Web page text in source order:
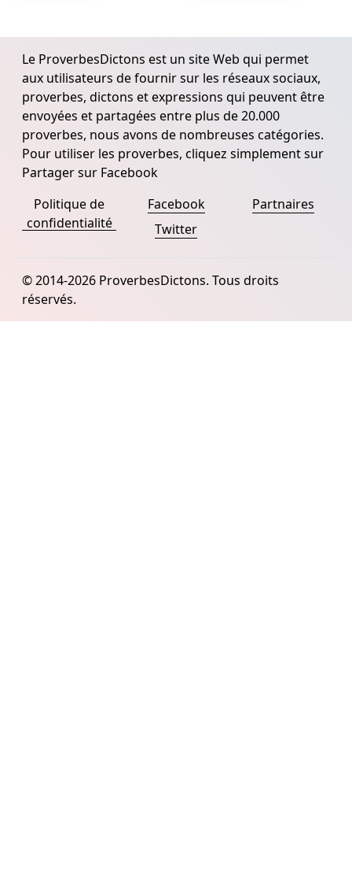
Le ProverbesDictons est un site Web qui permet
aux utilisateurs de fournir sur les réseaux sociaux,
proverbes, dictons et expressions qui peuvent être
envoyées et partagées entre plus de 20.000
proverbes, nous avons de nombreuses catégories.
Pour utiliser les proverbes, cliquez simplement sur
Partager sur Facebook
Politique de
confidentialité
Facebook
Twitter
Partnaires
© 2014-2026 ProverbesDictons. Tous droits
réservés.